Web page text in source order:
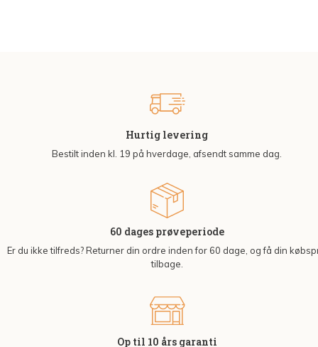
Hurtig levering
Bestilt inden kl. 19 på hverdage, afsendt samme dag.
60 dages prøveperiode
Er du ikke tilfreds? Returner din ordre inden for 60 dage, og få din
tilbage.
Op til 10 års garanti